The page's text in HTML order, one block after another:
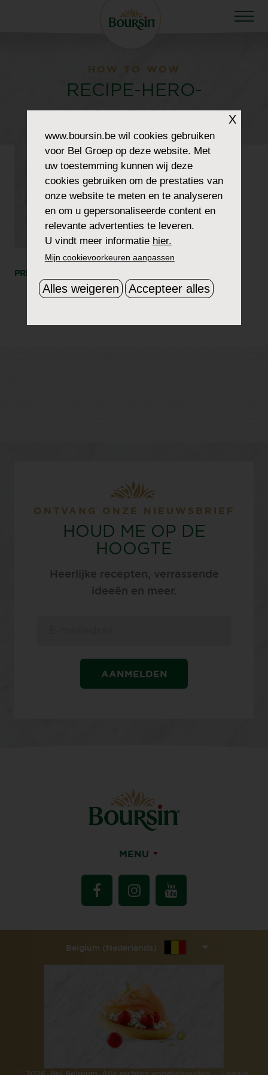
HOW TO WOW
RECIPE-HERO-
PRINT
ONTVANG ONZE NIEUWSBRIEF
HOUD ME OP DE
HOOGTE
Heerlijke recepten, verrassende
ideeën en meer.
AANMELDEN
MENU
Belgium (Nederlands)
X
www.boursin.bewil cookies gebruiken
voor Bel Groep op deze website. Met
uw toestemming kunnen wij deze
cookies gebruiken om de prestaties van
onze website te meten en te analyseren
en om u gepersonaliseerde content en
relevante advertenties te leveren.
U vindt meer informatie hier.
Mijn cookievoorkeuren aanpassen
Alles weigeren Accepteer alles